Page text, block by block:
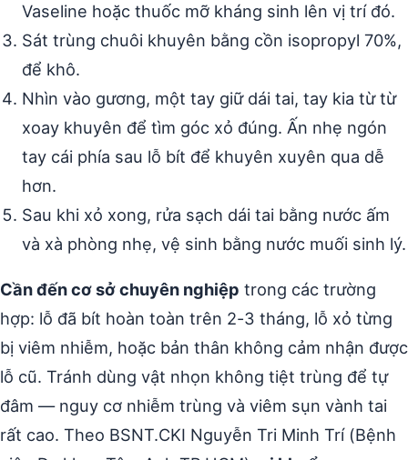
Vaseline hoặc thuốc mỡ kháng sinh lên vị trí đó.
Sát trùng chuôi khuyên bằng cồn isopropyl 70%,
để khô.
Nhìn vào gương, một tay giữ dái tai, tay kia từ từ
xoay khuyên để tìm góc xỏ đúng. Ấn nhẹ ngón
tay cái phía sau lỗ bít để khuyên xuyên qua dễ
hơn.
Sau khi xỏ xong, rửa sạch dái tai bằng nước ấm
và xà phòng nhẹ, vệ sinh bằng nước muối sinh lý.
Cần đến cơ sở chuyên nghiệp trong các trường
hợp: lỗ đã bít hoàn toàn trên 2-3 tháng, lỗ xỏ từng
bị viêm nhiễm, hoặc bản thân không cảm nhận được
lỗ cũ. Tránh dùng vật nhọn không tiệt trùng để tự
đâm — nguy cơ nhiễm trùng và viêm sụn vành tai
rất cao. Theo BSNT.CKI Nguyễn Tri Minh Trí (Bệnh